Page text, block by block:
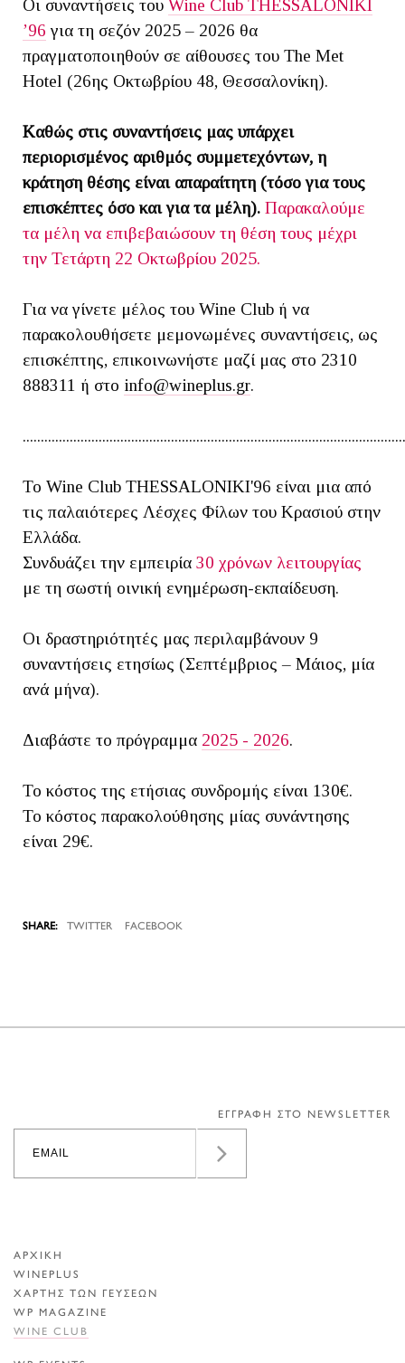
Οι συναντήσεις του Wine Club THESSALONIKI
’96 για τη σεζόν 2025 – 2026 θα
πραγματοποιηθούν σε αίθουσες του The Met
Hotel (26ης Οκτωβρίου 48, Θεσσαλονίκη).
Kαθώς στις συναντήσεις μας υπάρχει
περιορισμένος αριθμός συμμετεχόντων, η
κράτηση θέσης είναι απαραίτητη (τόσο για τους
επισκέπτες όσο και για τα μέλη). Παρακαλούμε
τα μέλη να επιβεβαιώσουν τη θέση τους μέχρι
την Τετάρτη 22 Οκτωβρίου 2025.
Για να γίνετε μέλος του Wine Club ή να
παρακολουθήσετε μεμονωμένες συναντήσεις, ως
επισκέπτης, επικοινωνήστε μαζί μας στο 2310
888311 ή στο info@wineplus.gr.
Το Wine Club THESSALONIKI'96 είναι μια από
τις παλαιότερες Λέσχες Φίλων του Κρασιού στην
Ελλάδα.
Συνδυάζει την εμπειρία 30 χρόνων λειτουργίας
με τη σωστή οινική ενημέρωση-εκπαίδευση.
Οι δραστηριότητές μας περιλαμβάνουν 9
συναντήσεις ετησίως (Σεπτέμβριος – Μάιος, μία
ανά μήνα).
Διαβάστε το πρόγραμμα 2025 - 2026.
Το κόστος της ετήσιας συνδρομής είναι 130€.
Το κόστος παρακολούθησης μίας συνάντησης
είναι 29€.
TWITTER FACEBOOK
ΕΓΓΡΑΦΗ ΣΤΟ NEWSLETTER
ΑΡΧΙΚΗ
WINEPLUS
ΧΑΡΤΗΣ ΤΩΝ ΓΕΥΣΕΩΝ
WP MAGAZINE
WINE CLUB